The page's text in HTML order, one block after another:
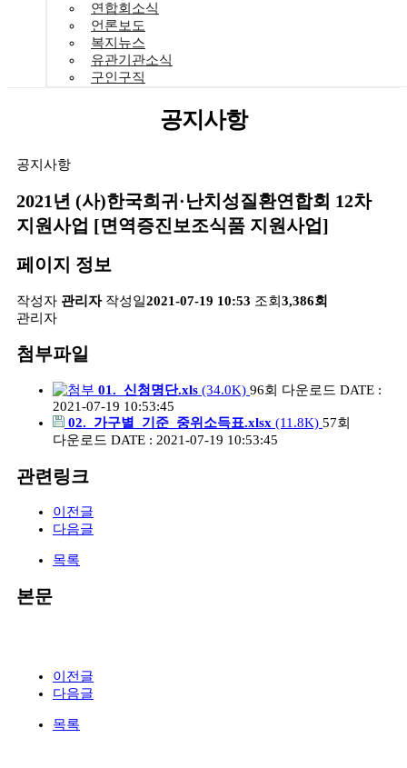
연합회소식
언론보도
복지뉴스
유관기관소식
구인구직
공지사항
공지사항
2021년 (사)한국희귀·난치성질환연합회 12차
지원사업 [면역증진보조식품 지원사업]
페이지 정보
작성자 관리자 작성일2021-07-19 10:53 조회 3,386회
관리자
첨부파일
01._신청명단.xls (34.0K) 96회 다운로드 DATE :
2021-07-19 10:53:45
02._가구별_기준_중위소득표.xlsx (11.8K) 57회
다운로드 DATE : 2021-07-19 10:53:45
관련링크
이전글
다음글
목록
본문
이전글
다음글
목록